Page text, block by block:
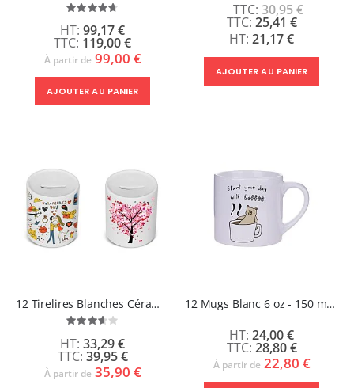
Évaluation:
119,00 €
99,17 €
À partir de 99,00 €
AJOUTER AU PANIER
30,95 €
Prix
Spécial
25,41 €
21,17 €
AJOUTER AU PANIER
12 Tirelires Blanches Céramique - PICSOU
Évaluation:
39,95 €
33,29 €
À partir de 35,90 €
12 Mugs Blanc 6 oz - 150 ml - MUGGY
28,80 €
24,00 €
À partir de 22,80 €